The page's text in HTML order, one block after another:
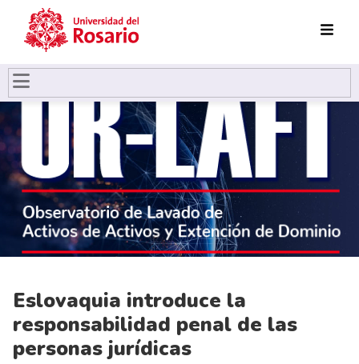
Pasar al contenido principal
Eslovaquia introduce la
responsabilidad penal de las
personas jurídicas